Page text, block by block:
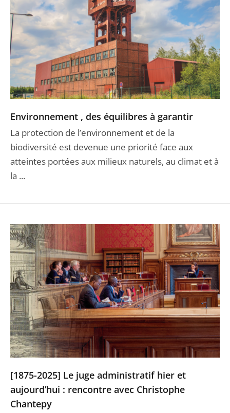
Environnement , des équilibres à garantir
La protection de l’environnement et de la
biodiversité est devenue une priorité face aux
atteintes portées aux milieux naturels, au climat et à
la ...
[1875-2025] Le juge administratif hier et
aujourd’hui : rencontre avec Christophe
Chantepy